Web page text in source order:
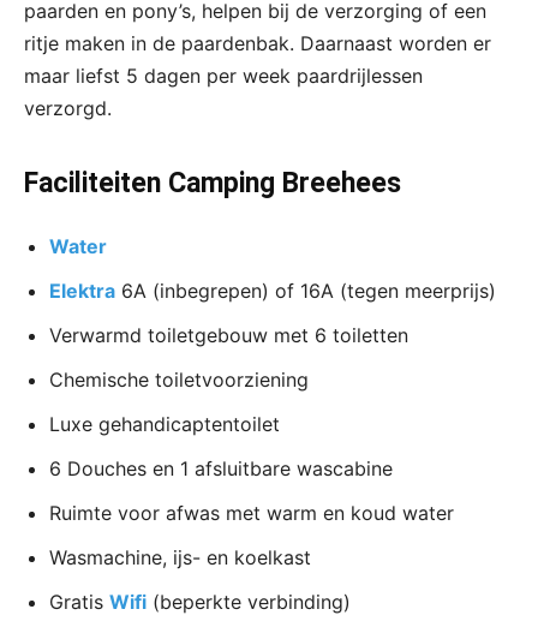
paarden en pony’s, helpen bij de verzorging of een
ritje maken in de paardenbak. Daarnaast worden er
maar liefst 5 dagen per week paardrijlessen
verzorgd.
Faciliteiten Camping Breehees
Water
Elektra 6A (inbegrepen) of 16A (tegen meerprijs)
Verwarmd toiletgebouw met 6 toiletten
Chemische toiletvoorziening
Luxe gehandicaptentoilet
6 Douches en 1 afsluitbare wascabine
Ruimte voor afwas met warm en koud water
Wasmachine, ijs- en koelkast
Gratis Wifi (beperkte verbinding)